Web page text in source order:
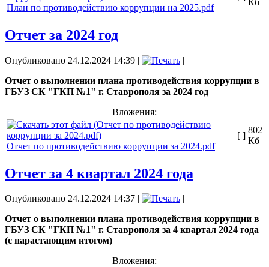
План по противодействию коррупции на 2025.pdf
Отчет за 2024 год
Опубликовано 24.12.2024 14:39 |
|
Отчет о выполнении плана противодействия коррупции в
ГБУЗ СК "ГКП №1" г. Ставрополя за 2024 год
Вложения:
Отчет по противодействию коррупции за 2024.pdf
[ ]
802
Кб
Отчет за 4 квартал 2024 года
Опубликовано 24.12.2024 14:37 |
|
Отчет о выполнении плана противодействия коррупции в
ГБУЗ СК "ГКП №1" г. Ставрополя за 4 квартал 2024 года
(с нарастающим итогом)
Вложения: